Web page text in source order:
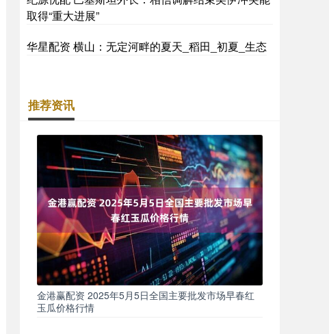
取得“重大进展”
华星配资 横山：无定河畔的夏天_稻田_初夏_生态
推荐资讯
金港赢配资 2025年5月5日全国主要批发市场早春红
玉瓜价格行情